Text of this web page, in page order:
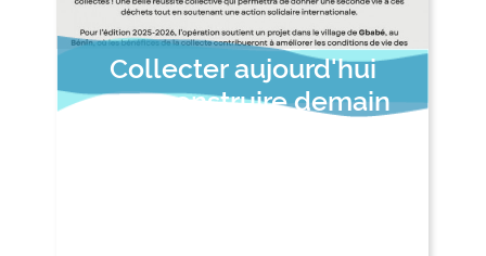
Collecter aujourd'hui
pour construire demain